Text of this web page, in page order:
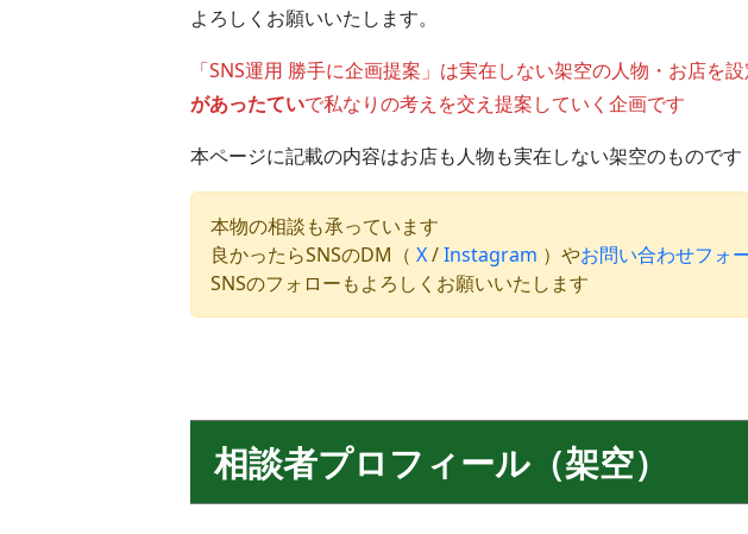
よろしくお願いいたします。
「SNS運用 勝手に企画提案」は実在しない架空の人物・お店を設
があったていで私なりの考えを交え提案していく企画です
本ページに記載の内容はお店も人物も実在しない架空のものです
本物の相談も承っています
良かったらSNSのDM（ X/Instagram ）やお問い合わせフォ
SNSのフォローもよろしくお願いいたします
相談者プロフィール（架空）